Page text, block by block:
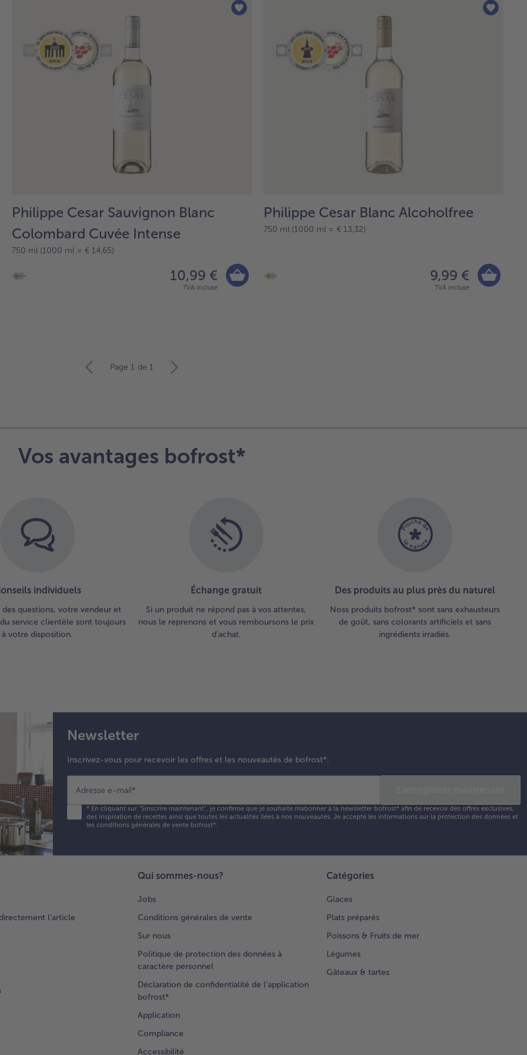
Philippe Cesar Sauvignon Blanc
Colombard Cuvée Intense
750 ml (1000 ml = € 14,65)
10,99 €
TVA incluse
Philippe Cesar Blanc Alcoholfree
750 ml (1000 ml = € 13,32)
9,99 €
TVA incluse
Page 1 de 1
Vos avantages bofrost*
individuels
des questions, votre vendeur et
service clientèle sont toujours
à votre disposition.
Échange gratuit
Si un produit ne répond pas à vos attentes,
nous le reprenons et vous remboursons le prix
d'achat.
Des produits au plus près du naturel
Noss produits bofrost* sont sans exhausteurs
de goût, sans colorants artificiels et sans
ingrédients irradiés.
Newsletter
Inscrivez-vous pour recevoir les offres et les nouveautés de bofrost*.
Adresse e-mail*
*En cliquant sur "Sinscrire maintenant", je confirme que je souhaite mabonner à la newsletter bofrost* afin de recevoir des offres exclusives,
des inspiration de recettes ainsi que toutes les actualités liées à nos nouveautés. Je accepte les informations sur la protection des données et
les conditions générales de vente bofrost*.
l’article
Qui sommes-nous?
Jobs
Conditions générales de vente
Sur nous
Politique de protection des données à
caractère personnel
Déclaration de confidentialité de l'application
bofrost*
Application
Compliance
Accessibilité
Catégories
Glaces
Plats préparés
Poissons & Fruits de mer
Légumes
Gâteaux & tartes